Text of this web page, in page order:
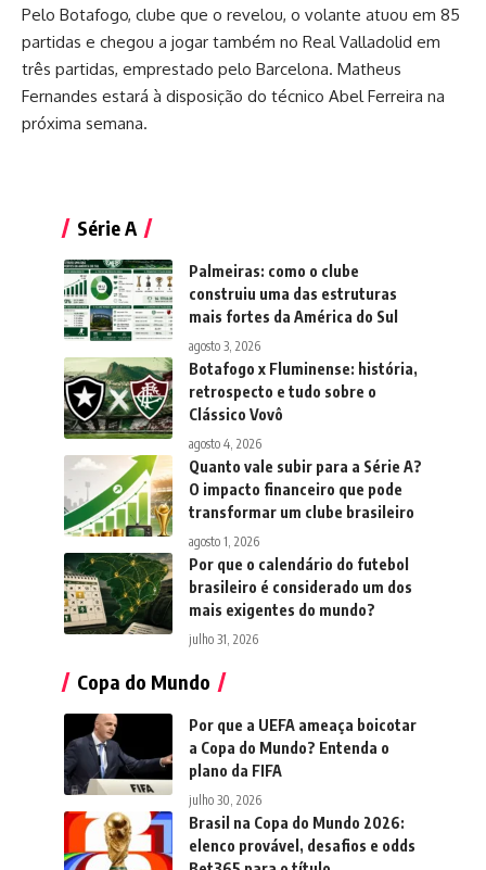
Pelo Botafogo, clube que o revelou, o volante atuou em 85
partidas e chegou a jogar também no Real Valladolid em
três partidas, emprestado pelo Barcelona. Matheus
Fernandes estará à disposição do técnico Abel Ferreira na
próxima semana.
Série A
Palmeiras: como o clube
construiu uma das estruturas
mais fortes da América do Sul
agosto 3, 2026
Botafogo x Fluminense: história,
retrospecto e tudo sobre o
Clássico Vovô
agosto 4, 2026
Quanto vale subir para a Série A?
O impacto financeiro que pode
transformar um clube brasileiro
agosto 1, 2026
Por que o calendário do futebol
brasileiro é considerado um dos
mais exigentes do mundo?
julho 31, 2026
Copa do Mundo
Por que a UEFA ameaça boicotar
a Copa do Mundo? Entenda o
plano da FIFA
julho 30, 2026
Brasil na Copa do Mundo 2026:
elenco provável, desafios e odds